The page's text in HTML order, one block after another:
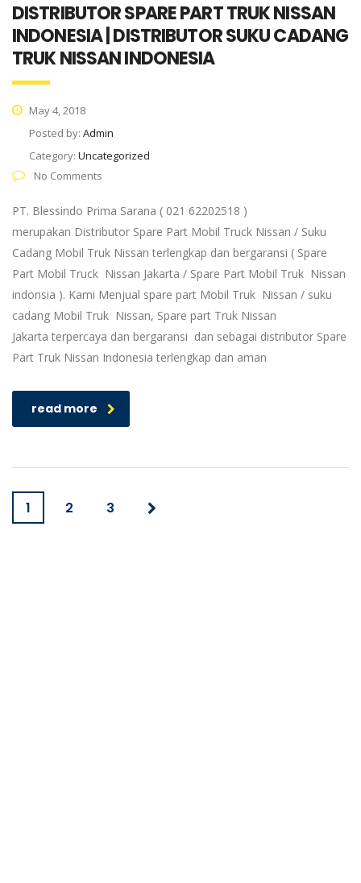
DISTRIBUTOR SPARE PART TRUK NISSAN
INDONESIA | DISTRIBUTOR SUKU CADANG
TRUK NISSAN INDONESIA
May 4, 2018
Posted by: Admin
Category: Uncategorized
No Comments
PT. Blessindo Prima Sarana ( 021 62202518 )
merupakan Distributor Spare Part Mobil Truck Nissan / Suku
Cadang Mobil Truk Nissan terlengkap dan bergaransi ( Spare
Part Mobil Truck Nissan Jakarta / Spare Part Mobil Truk Nissan
indonsia ). Kami Menjual spare part Mobil Truk Nissan / suku
cadang Mobil Truk Nissan, Spare part Truk Nissan
Jakarta terpercaya dan bergaransi dan sebagai distributor Spare
Part Truk Nissan Indonesia terlengkap dan aman
read more
1 2 3